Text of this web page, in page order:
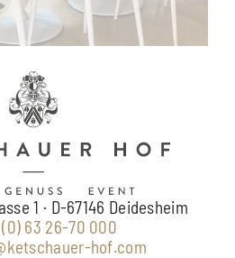
1 · D-67146 Deidesheim
63 26-70 000
hof.com